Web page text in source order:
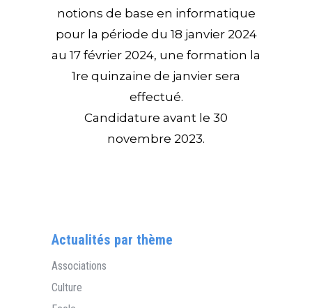
notions de base en informatique
pour la période du 18 janvier 2024
au 17 février 2024, une formation la
1re quinzaine de janvier sera
effectué.
Candidature avant le 30
novembre 2023.
Actualités par thème
Associations
Culture